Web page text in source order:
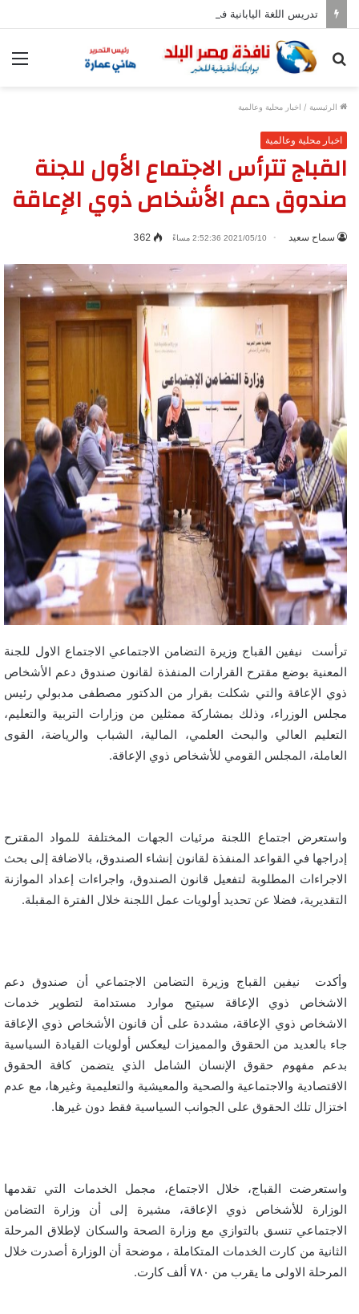
تدريس اللغة اليابانية فى المدارس بدءا من العام المقبل
بحث
الرئيسية / اخبار محلية وعالمية
اخبار محلية وعالمية
القباج تترأس الاجتماع الأول للجنة
صندوق دعم الأشخاص ذوي الإعاقة
سماح سعيد 2021/05/10 2:52:36 مساءً 362
ترأست نيفين القباج وزيرة التضامن الاجتماعي الاجتماع الاول للجنة
المعنية بوضع مقترح القرارات المنفذة لقانون صندوق دعم الأشخاص
ذوي الإعاقة والتي شكلت بقرار من الدكتور مصطفى مدبولي رئيس
مجلس الوزراء، وذلك بمشاركة ممثلين من وزارات التربية والتعليم،
التعليم العالي والبحث العلمي، المالية، الشباب والرياضة، القوى
العاملة، المجلس القومي للأشخاص ذوي الإعاقة.
واستعرض اجتماع اللجنة مرئيات الجهات المختلفة للمواد المقترح
إدراجها في القواعد المنفذة لقانون إنشاء الصندوق، بالاضافة إلى بحث
الاجراءات المطلوبة لتفعيل قانون الصندوق، واجراءات إعداد الموازنة
التقديرية، فضلا عن تحديد أولويات عمل اللجنة خلال الفترة المقبلة.
وأكدت نيفين القباج وزيرة التضامن الاجتماعي أن صندوق دعم
الاشخاص ذوي الإعاقة سيتيح موارد مستدامة لتطوير خدمات
الاشخاص ذوي الإعاقة، مشددة على أن قانون الأشخاص ذوي الإعاقة
جاء بالعديد من الحقوق والمميزات ليعكس أولويات القيادة السياسية
بدعم مفهوم حقوق الإنسان الشامل الذي يتضمن كافة الحقوق
الاقتصادية والاجتماعية والصحية والمعيشية والتعليمية وغيرها، مع عدم
اختزال تلك الحقوق على الجوانب السياسية فقط دون غيرها.
واستعرضت القباج، خلال الاجتماع، مجمل الخدمات التي تقدمها
الوزارة للأشخاص ذوي الإعاقة، مشيرة إلى أن وزارة التضامن
الاجتماعي تنسق بالتوازي مع وزارة الصحة والسكان لإطلاق المرحلة
الثانية من كارت الخدمات المتكاملة ، موضحة أن الوزارة أصدرت خلال
المرحلة الاولى ما يقرب من ٧٨٠ ألف كارت.